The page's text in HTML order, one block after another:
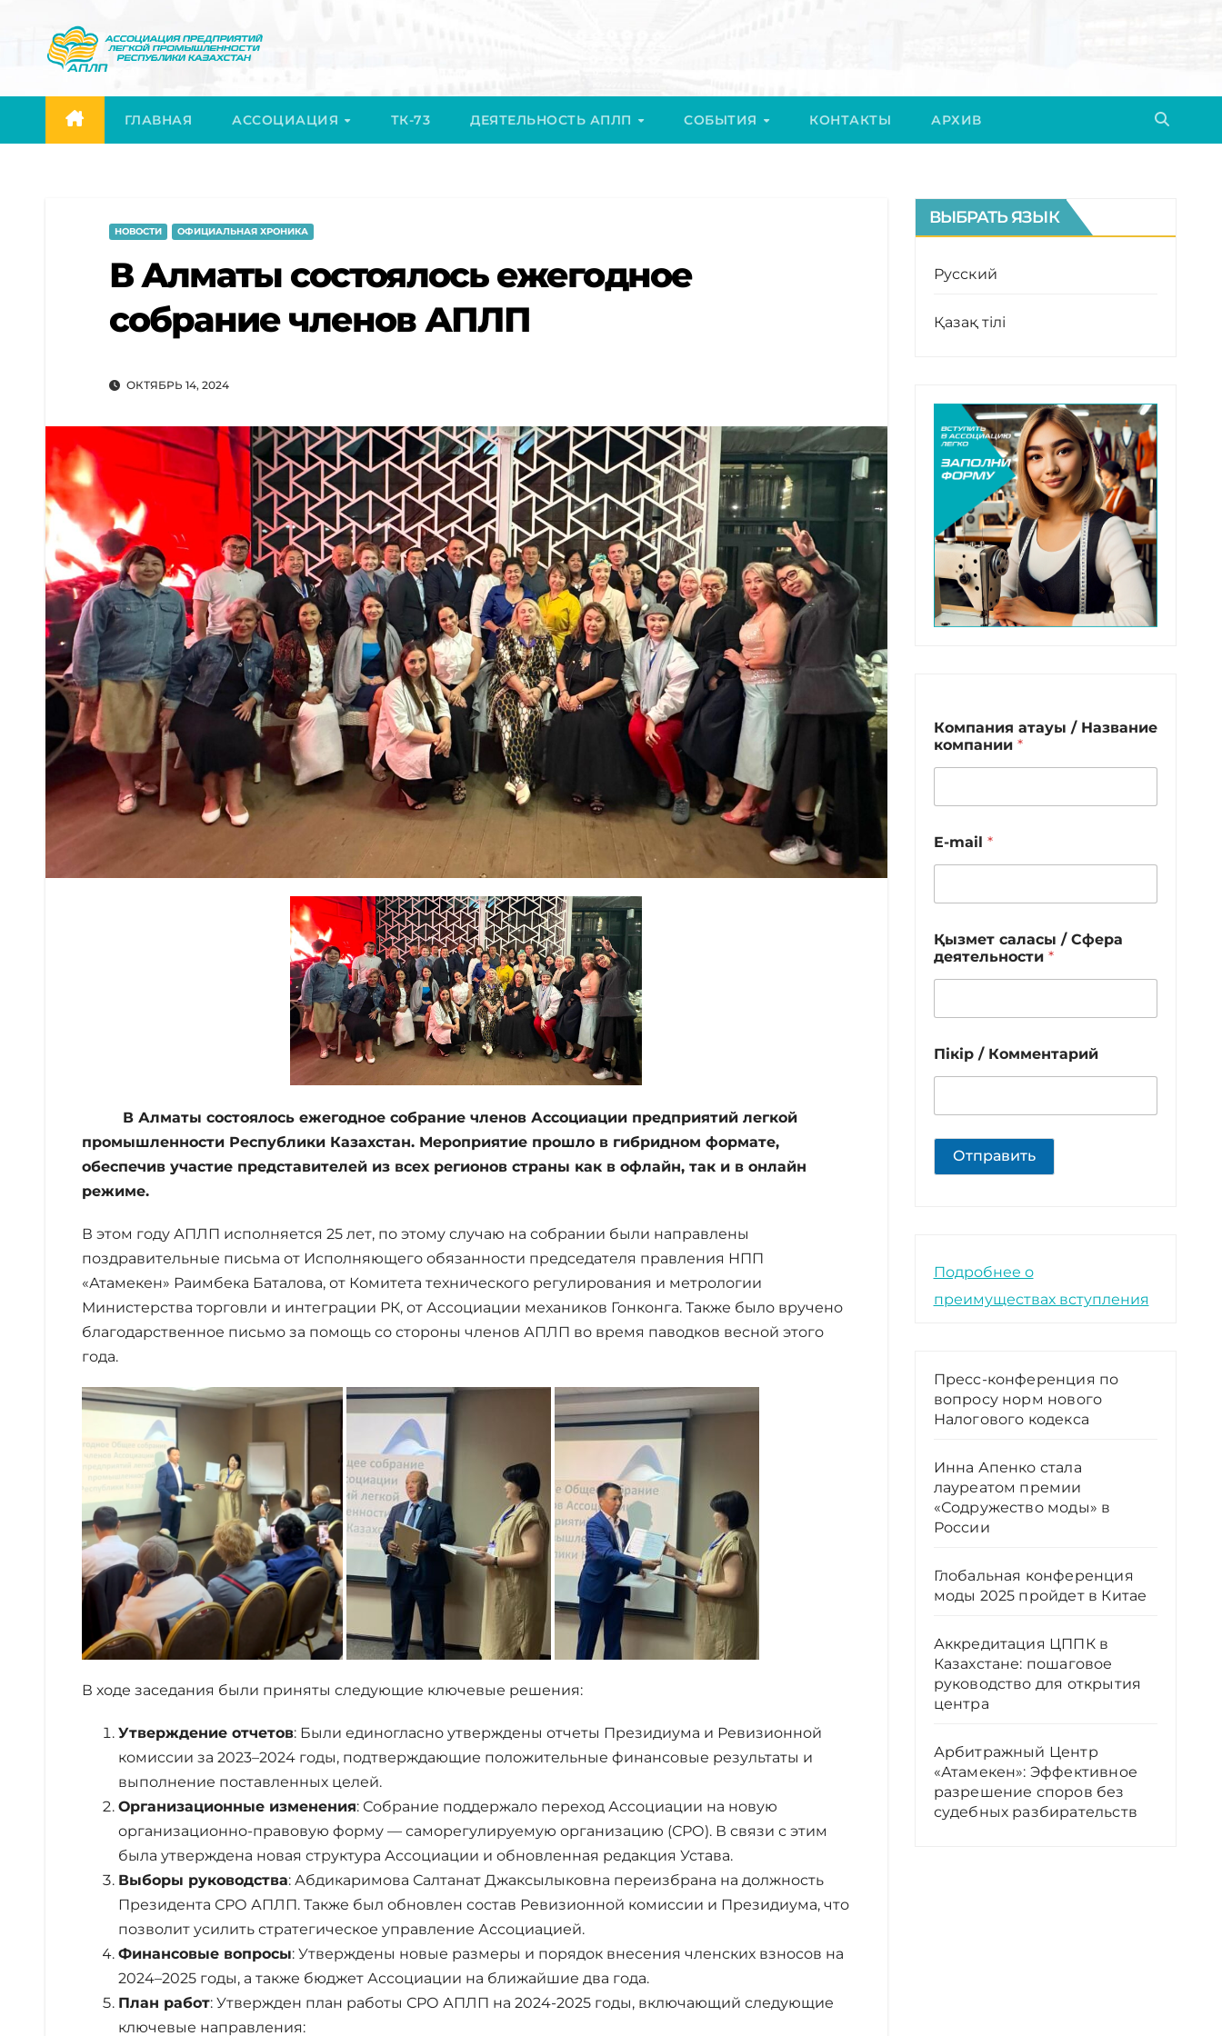
содержимому
ГЛАВНАЯ АССОЦИАЦИЯ ТК-73 ДЕЯТЕЛЬНОСТЬ АПЛП СОБЫТИЯ КОНТАКТЫ АРХИВ
НОВОСТИ ОФИЦИАЛЬНАЯ ХРОНИКА
В Алматы состоялось ежегодное
собрание членов АПЛП
ОКТЯБРЬ 14, 2024
В Алматы состоялось ежегодное собрание членов Ассоциации предприятий легкой
промышленности Республики Казахстан. Мероприятие прошло в гибридном формате,
обеспечив участие представителей из всех регионов страны как в офлайн, так и в онлайн
режиме.
В этом году АПЛП исполняется 25 лет, по этому случаю на собрании были направлены
поздравительные письма от Исполняющего обязанности председателя правления НПП
«Атамекен» Раимбека Баталова, от Комитета технического регулирования и метрологии
Министерства торговли и интеграции РК, от Ассоциации механиков Гонконга. Также было вручено
благодарственное письмо за помощь со стороны членов АПЛП во время паводков весной этого
года.
В ходе заседания были приняты следующие ключевые решения:
Утверждение отчетов: Были единогласно утверждены отчеты Президиума и Ревизионной
комиссии за 2023–2024 годы, подтверждающие положительные финансовые результаты и
выполнение поставленных целей.
Организационные изменения: Собрание поддержало переход Ассоциации на новую
организационно-правовую форму — саморегулируемую организацию (СРО). В связи с этим
была утверждена новая структура Ассоциации и обновленная редакция Устава.
Выборы руководства: Абдикаримова Салтанат Джаксылыковна переизбрана на должность
Президента СРО АПЛП. Также был обновлен состав Ревизионной комиссии и Президиума, что
позволит усилить стратегическое управление Ассоциацией.
Финансовые вопросы: Утверждены новые размеры и порядок внесения членских взносов на
2024–2025 годы, а также бюджет Ассоциации на ближайшие два года.
План работ: Утвержден план работы СРО АПЛП на 2024-2025 годы, включающий следующие
ключевые направления:
ВЫБРАТЬ ЯЗЫК
Русский
Қазақ тілі
Компания атауы / Название
компании *
E-mail *
Қызмет саласы / Сфера
деятельности *
Пікір / Комментарий
Отправить
Подробнее о
преимуществах вступления
Пресс-конференция по
вопросу норм нового
Налогового кодекса
Инна Апенко стала
лауреатом премии
«Содружество моды» в
России
Глобальная конференция
моды 2025 пройдет в Китае
Аккредитация ЦППК в
Казахстане: пошаговое
руководство для открытия
центра
Арбитражный Центр
«Атамекен»: Эффективное
разрешение споров без
судебных разбирательств